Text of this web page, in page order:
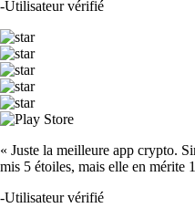
-Utilisateur vérifié
« Juste la meilleure app crypto.
mis 5 étoiles, mais elle en mérite
-Utilisateur vérifié